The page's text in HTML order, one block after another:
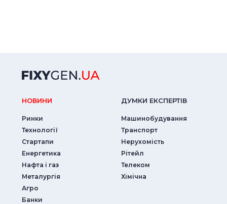
НОВИНИ
Ринки
Технології
Стартапи
Енергетика
Нафта і газ
Металургія
Агро
Банки
ДУМКИ ЕКСПЕРТIВ
Машинобудування
Транспорт
Нерухомість
Рітейл
Телеком
Хімічна